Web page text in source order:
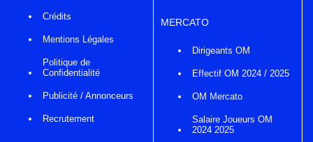
Crédits
Mentions Légales
Politique de
Confidentialité
Publicité / Annonceurs
Recrutement
MERCATO
Dirigeants OM
Effectif OM 2024 / 2025
OM Mercato
Salaire Joueurs OM
2024 2025